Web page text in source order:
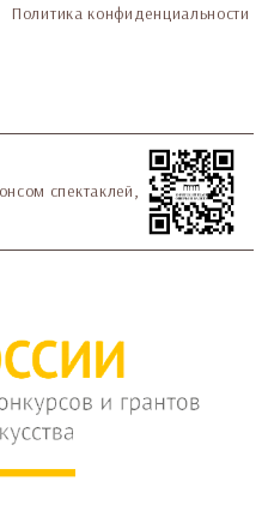
Политика конфиденциальности
спектаклей,